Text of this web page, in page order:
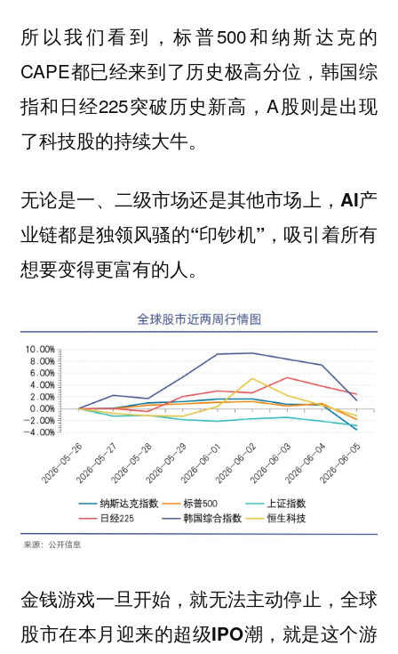
所以我们看到，标普500和纳斯达克的
CAPE都已经来到了历史极高分位，韩国综
指和日经225突破历史新高，A股则是出现
了科技股的持续大牛。
无论是一、二级市场还是其他市场上，AI产
业链都是独领风骚的“印钞机”，吸引着所有
想要变得更富有的人。
金钱游戏一旦开始，就无法主动停止，全球
股市在本月迎来的超级IPO潮，就是这个游